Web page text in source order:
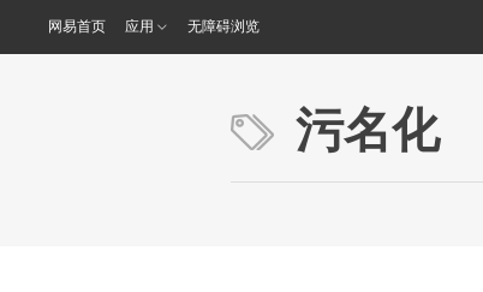
网易首页 应用 无障碍浏览
污名化